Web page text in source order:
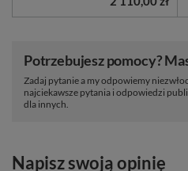
umożliwia
zarówno w
jak i w przestrzeniach
sklepach, co umożliwia
Potrzebujesz pomocy?
Zadaj pytanie a my odpowiemy
najciekawsze pytania i odpowiedzi
dla innych.
Napisz swoją opinię